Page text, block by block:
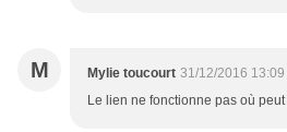
M Mylie toucourt 31/12/2016 13:09
Le lien ne fonctionne pas où